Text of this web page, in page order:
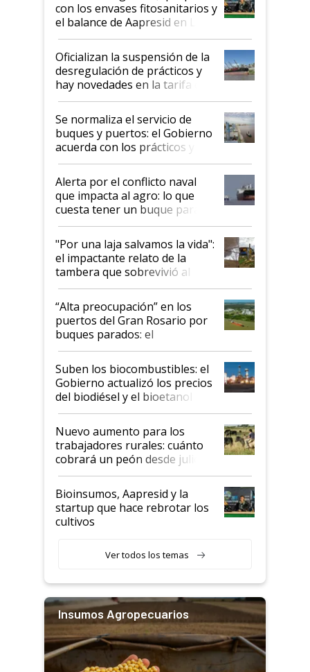
con los envases fitosanitarios y
el balance de Aapresid en La
Posta
Oficializan la suspensión de la
desregulación de prácticos y
hay novedades en la tarifa de
la hidrovía
Se normaliza el servicio de
buques y puertos: el Gobierno
acuerda con los prácticos y
suspende el decreto de
desregulación
Alerta por el conflicto naval
que impacta al agro: lo que
cuesta tener un buque parado
y el peligro de que Argentina
pase a ser "país sucio"
"Por una laja salvamos la vida":
el impactante relato de la
tambera que sobrevivió al
tornado
“Alta preocupación” en los
puertos del Gran Rosario por
buques parados: el
funcionamiento de las
exportadoras en tensión tras
la medida de fuerza de los
prácticos
Suben los biocombustibles: el
Gobierno actualizó los precios
del biodiésel y el bioetanol
Nuevo aumento para los
trabajadores rurales: cuánto
cobrará un peón desde julio
Bioinsumos, Aapresid y la
startup que hace rebrotar los
cultivos
Ver todos los temas
Insumos Agropecuarios